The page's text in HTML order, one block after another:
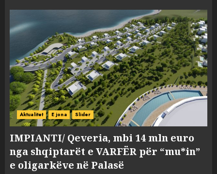
Aktualitet E jona Slider
IMPIANTI/ Qeveria, mbi 14 mln euro
nga shqiptarët e VARFËR për “mu*in”
e oligarkëve në Palasë